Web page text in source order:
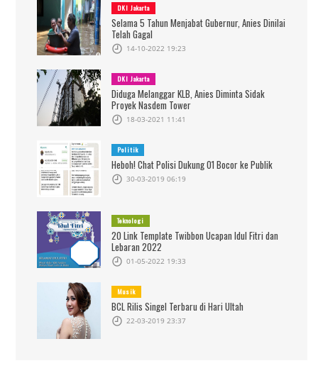
DKI Jakarta
Selama 5 Tahun Menjabat Gubernur, Anies Dinilai
Telah Gagal
14-10-2022 19:23
DKI Jakarta
Diduga Melanggar KLB, Anies Diminta Sidak
Proyek Nasdem Tower
18-03-2021 11:41
Politik
Heboh! Chat Polisi Dukung 01 Bocor ke Publik
30-03-2019 06:19
Teknologi
20 Link Template Twibbon Ucapan Idul Fitri dan
Lebaran 2022
01-05-2022 19:33
Musik
BCL Rilis Singel Terbaru di Hari Ultah
22-03-2019 23:37